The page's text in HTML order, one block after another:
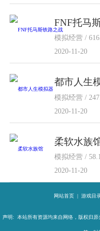
FNF托马
模拟经营 /
2020-11-20
都市人生
模拟经营 /
2020-11-20
柔软水族
模拟经营 /
2020-11-20
网站首页 | 游戏目
声明: 本站所有资源均来自网络，版权归